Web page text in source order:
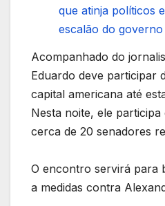
que atinja políticos
escalão do governo
Acompanhado do
Eduardo deve participar
capital americana até
Nesta noite, ele
cerca de 20 senadores
O encontro servirá para
a medidas contra